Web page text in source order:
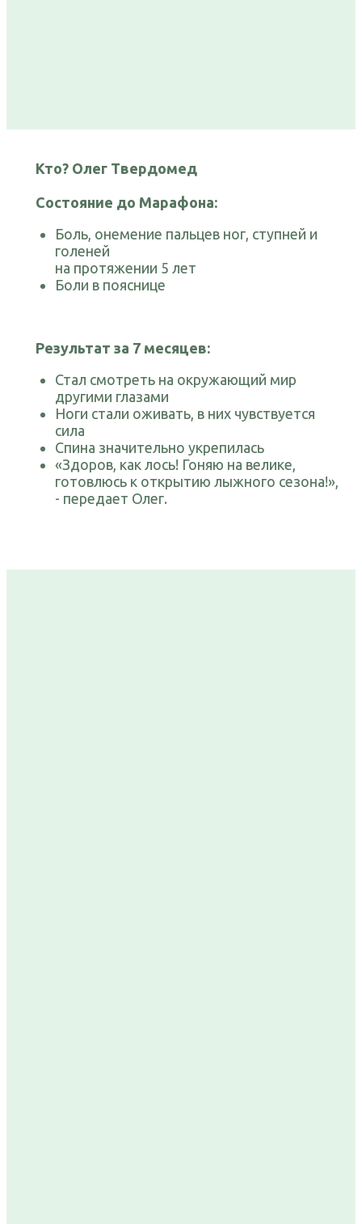
Кто? Олег Твердомед
Состояние до Марафона:
Боль, онемение пальцев ног, ступней и
голеней
на протяжении 5 лет
Боли в пояснице
Результат за 7 месяцев:
Стал смотреть на окружающий мир
другими глазами
Ноги стали оживать, в них чувствуется
сила
Спина значительно укрепилась
«Здоров, как лось! Гоняю на велике,
готовлюсь к открытию лыжного сезона!»,
- передает Олег.